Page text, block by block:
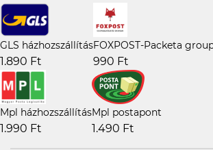
GLS házhozszállítás
1.890 Ft
FOXPOST-Packeta
990 Ft
Mpl házhozszállítás
1.990 Ft
Mpl postapont
1.490 Ft